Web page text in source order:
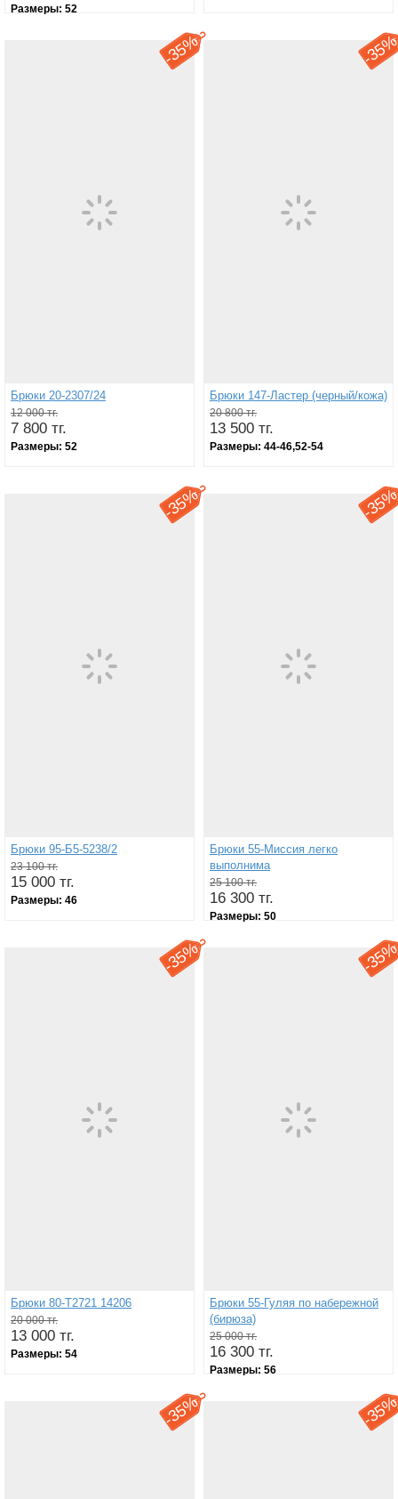
Размеры: 52
-
35%
Брюки 20-2307/24
12 000 тг.
7 800 тг.
Размеры: 52
-
Брюки 147-Ластер (черный/кожа)
20 800 тг.
13 500 тг.
Размеры: 44-46,52-54
-
35%
Брюки 95-Б5-5238/2
23 100 тг.
15 000 тг.
Размеры: 46
-
Брюки 55-Миссия легко
выполнима
25 100 тг.
16 300 тг.
Размеры: 50
-
35%
Брюки 80-Т2721 14206
20 000 тг.
13 000 тг.
Размеры: 54
-
Брюки 55-Гуляя по набережной
(бирюза)
25 000 тг.
16 300 тг.
Размеры: 56
-
35% -